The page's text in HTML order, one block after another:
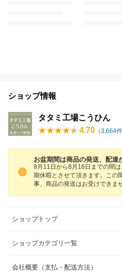
ショップ情報
タタミ工場こうひん
4.70 （3,664件
お盆期間は商品の発送、配達
8月11日から8月16日までの間
期休暇とさせて頂きます。この
事、商品の発送はお受けできま
ショップトップ
ショップカテゴリ一覧
会社概要（支払・配送方法）